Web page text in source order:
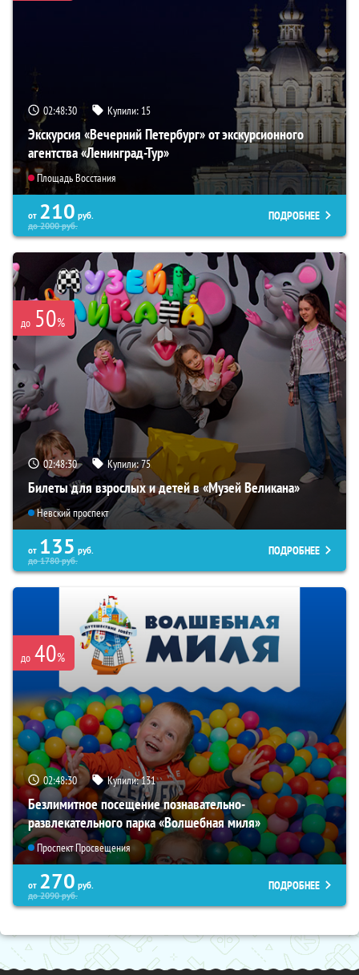
02:48:29 Купили: 15
Экскурсия «Вечерний Петербург» от экскурсионного
агентства «Ленинград-Тур»
Площадь Восстания
от 210 руб.
до2000руб.
ПОДРОБНЕЕ
до 50%
02:48:29 Купили:75
Билеты для взрослых и детей в «Музей Великана»
Невский проспект
от 135 руб.
до1780руб.
ПОДРОБНЕЕ
до 40%
02:48:29 Купили:131
Безлимитное посещение познавательно-
развлекательного парка «Волшебная миля»
Проспект Просвещения
от 270 руб.
до2090руб.
ПОДРОБНЕЕ